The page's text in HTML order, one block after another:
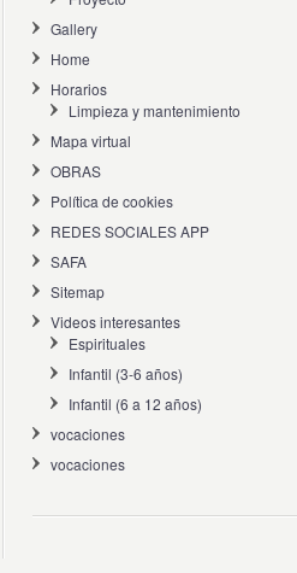
Gallery
Home
Horarios
Limpieza y mantenimiento
Mapa virtual
OBRAS
Política de cookies
REDES SOCIALES APP
SAFA
Sitemap
Videos interesantes
Espirituales
Infantil (3-6 años)
Infantil (6 a 12 años)
vocaciones
vocaciones